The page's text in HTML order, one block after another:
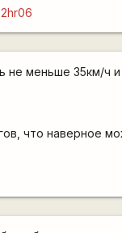
не меньше 35км/ч
что наверное